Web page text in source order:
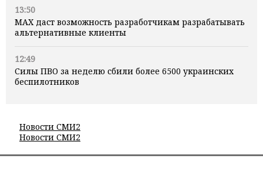
13:50
MAX даст возможность разработчикам разрабатывать
альтернативные клиенты
12:49
Силы ПВО за неделю сбили более 6500 украинских
беспилотников
Новости СМИ2
Новости СМИ2